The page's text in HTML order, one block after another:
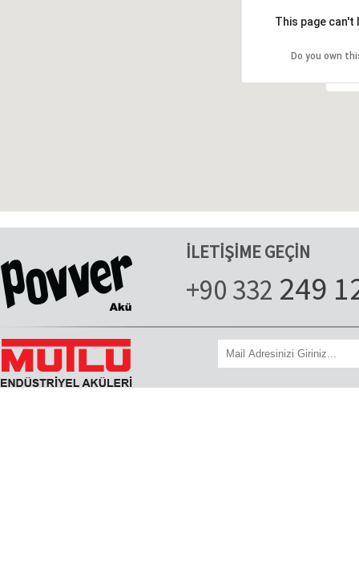
This page
Do you own
İLETİŞİME GEÇİN
+90 332 249